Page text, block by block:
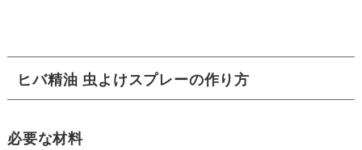
ヒバ精油 虫よけスプレーの作り方
必要な材料